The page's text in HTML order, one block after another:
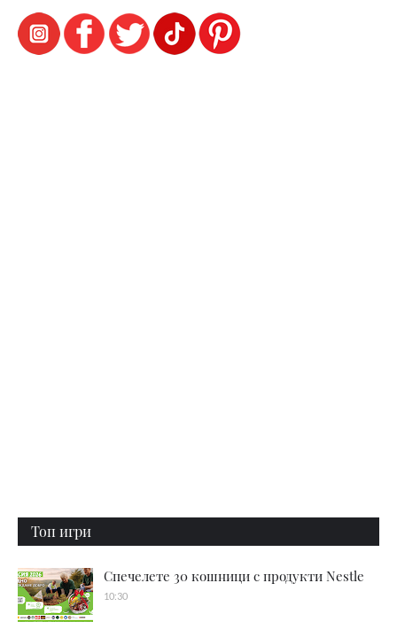
Топ игри
Спечелете 30 кошници с продукти Nestle
10:30